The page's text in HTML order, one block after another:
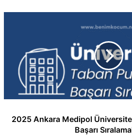
2025 Ankara Medipol
Başarı